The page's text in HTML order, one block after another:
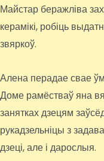
Майстар беражліва
керамікі, робіць
звяркоў.
Алена перадае свае
Доме рамёстваў яна
занятках дзецям
рукадзельніцы з
дзеці, але і дарослыя.